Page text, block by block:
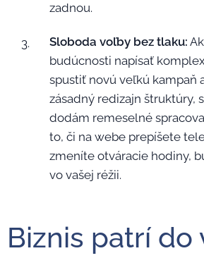
zadnou.
Sloboda voľby bez tlaku:
budúcnosti napísať
spustiť novú veľkú kampaň
zásadný redizajn štruktúry,
dodám remeselné
to, či na webe prepíšete
zmeníte otváracie hodiny,
vo vašej réžii.
Biznis patrí do